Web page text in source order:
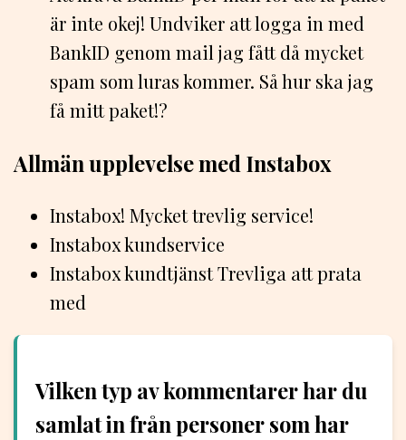
är inte okej! Undviker att logga in med
BankID genom mail jag fått då mycket
spam som luras kommer. Så hur ska jag
få mitt paket!?
Allmän upplevelse med Instabox
Instabox! Mycket trevlig service!
Instabox kundservice
Instabox kundtjänst Trevliga att prata
med
Vilken typ av kommentarer har du
samlat in från personer som har